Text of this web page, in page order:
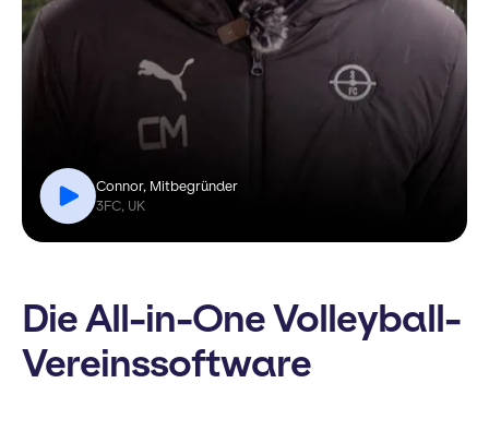
Connor, Mitbegründer
3FC, UK
Die All-in-One Volleyball-
Vereinssoftware